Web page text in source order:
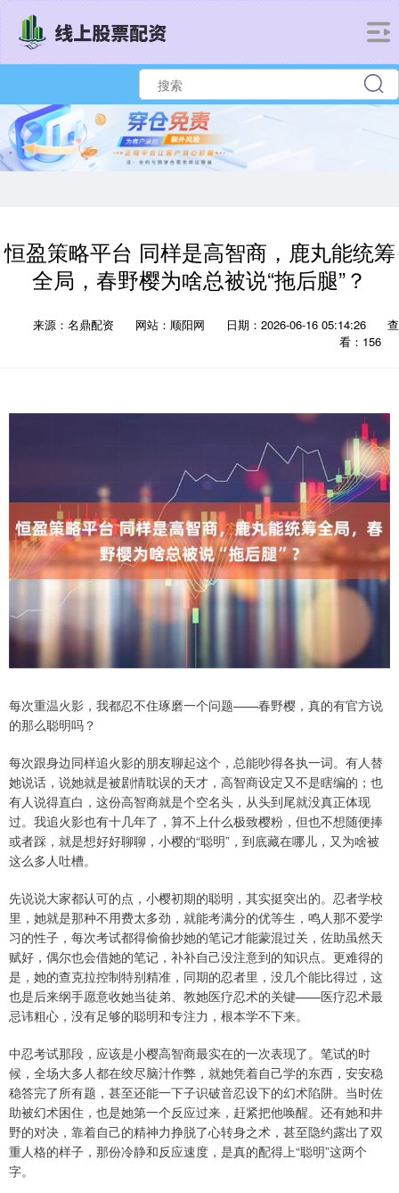
恒盈策略平台 同样是高智商，鹿丸能统筹
全局，春野樱为啥总被说“拖后腿”？
来源：名鼎配资 网站：顺阳网 日期：2026-06-16 05:14:26
查
看：156
每次重温火影，我都忍不住琢磨一个问题——春野樱，真的有官方说
的那么聪明吗？
每次跟身边同样追火影的朋友聊起这个，总能吵得各执一词。有人替
她说话，说她就是被剧情耽误的天才，高智商设定又不是瞎编的；也
有人说得直白，这份高智商就是个空名头，从头到尾就没真正体现
过。我追火影也有十几年了，算不上什么极致樱粉，但也不想随便捧
或者踩，就是想好好聊聊，小樱的“聪明”，到底藏在哪儿，又为啥被
这么多人吐槽。
先说说大家都认可的点，小樱初期的聪明，其实挺突出的。忍者学校
里，她就是那种不用费太多劲，就能考满分的优等生，鸣人那不爱学
习的性子，每次考试都得偷偷抄她的笔记才能蒙混过关，佐助虽然天
赋好，偶尔也会借她的笔记，补补自己没注意到的知识点。更难得的
是，她的查克拉控制特别精准，同期的忍者里，没几个能比得过，这
也是后来纲手愿意收她当徒弟、教她医疗忍术的关键——医疗忍术最
忌讳粗心，没有足够的聪明和专注力，根本学不下来。
中忍考试那段，应该是小樱高智商最实在的一次表现了。笔试的时
候，全场大多人都在绞尽脑汁作弊，就她凭着自己学的东西，安安稳
稳答完了所有题，甚至还能一下子识破音忍设下的幻术陷阱。当时佐
助被幻术困住，也是她第一个反应过来，赶紧把他唤醒。还有她和井
野的对决，靠着自己的精神力挣脱了心转身之术，甚至隐约露出了双
重人格的样子，那份冷静和反应速度，是真的配得上“聪明”这两个
字。